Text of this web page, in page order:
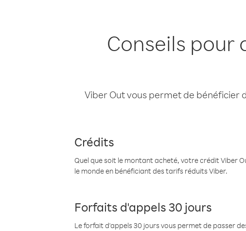
Conseils pour
Viber Out vous permet de bénéficier
Crédits
Quel que soit le montant acheté, votre crédit Viber
le monde en bénéficiant des tarifs réduits Viber.
Forfaits d'appels 30 jours
Le forfait d'appels 30 jours vous permet de passer